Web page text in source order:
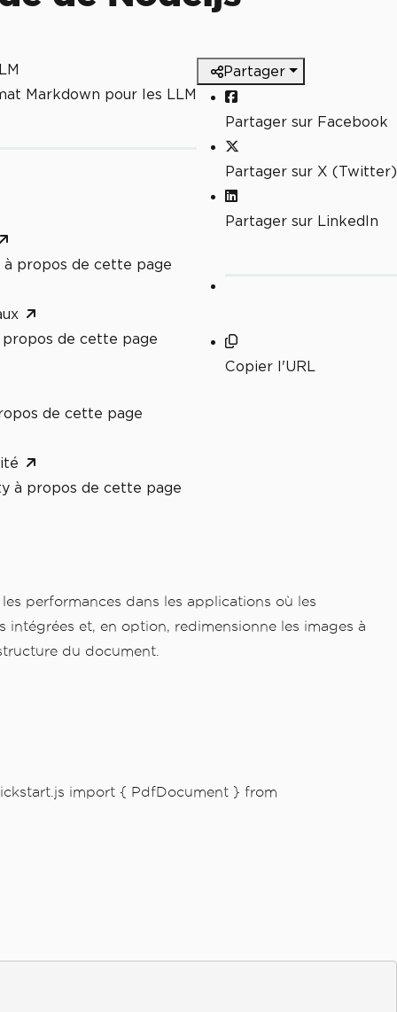
Markdown pour les LLM
à propos de cette page
propos de cette page
de cette page
à propos de cette page
Partager
Partager sur Facebook
Partager sur X (Twitter)
Partager sur LinkedIn
Copier l'URL
performances dans les applications où les
intégrées et, en option, redimensionne les images à
du document.
import { PdfDocument } from